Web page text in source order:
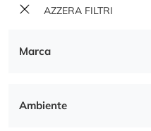
AZZERA FILTRI
Marca
Ambiente